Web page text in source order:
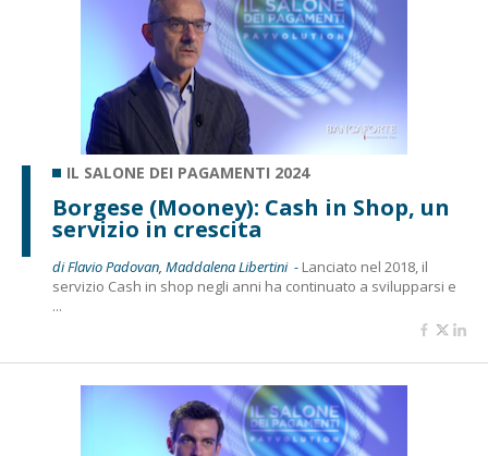
IL SALONE DEI PAGAMENTI 2024
Borgese (Mooney): Cash in Shop, un
servizio in crescita
di Flavio Padovan, Maddalena Libertini - Lanciato nel 2018, il
servizio Cash in shop negli anni ha continuato a svilupparsi e
...